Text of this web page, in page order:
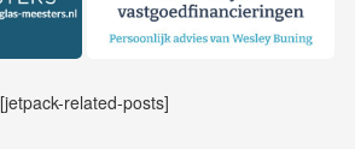
[jetpack-related-posts]